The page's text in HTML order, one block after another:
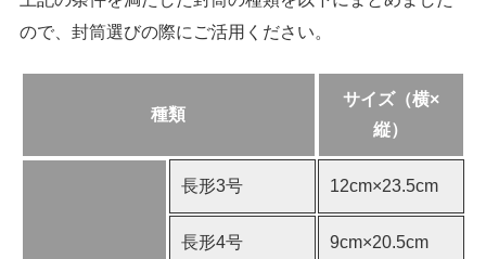
ので、封筒選びの際にご活用ください。
種類
サイズ（横×
縦）
長形3号 12cm×23.5cm
長形4号 9cm×20.5cm